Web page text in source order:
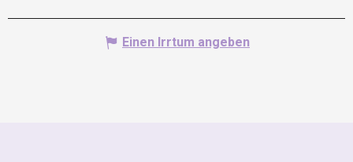
Einen Irrtum angeben